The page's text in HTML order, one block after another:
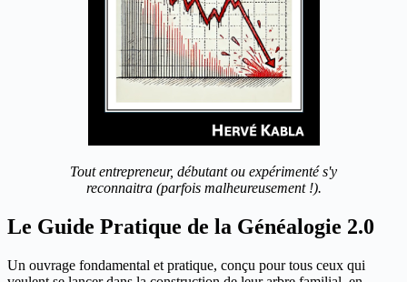
Tout entrepreneur, débutant ou expérimenté s'y
reconnaitra (parfois malheureusement !).
Le Guide Pratique de la Généalogie 2.0
Un ouvrage fondamental et pratique, conçu pour tous ceux qui